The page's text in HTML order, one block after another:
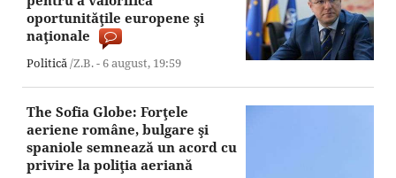
oportunităţile europene şi
naţionale
Politică /Z.B. -6 august, 19:59
The Sofia Globe: Forţele
aeriene române, bulgare şi
spaniole semnează un acord cu
privire la poliţia aeriană